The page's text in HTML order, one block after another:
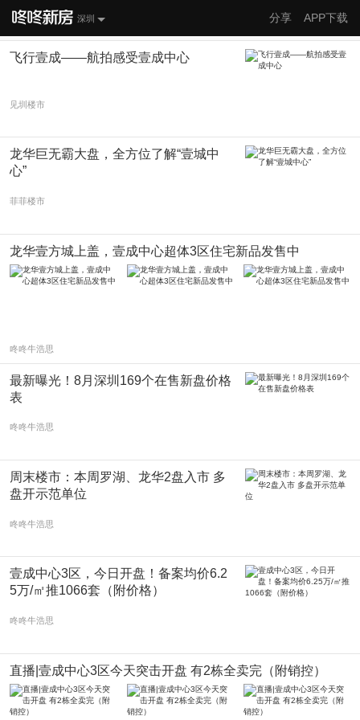
深圳 分享 APP下载
飞行壹成——航拍感受壹成中心
见圳楼市
龙华巨无霸大盘，全方位了解“壹城中
心”
菲菲楼市
龙华壹方城上盖，壹成中心超体3区住宅新品发售中
咚咚牛浩思
最新曝光！8月深圳169个在售新盘价格
表
咚咚牛浩思
周末楼市：本周罗湖、龙华2盘入市 多
盘开示范单位
咚咚牛浩思
壹成中心3区，今日开盘！备案均价6.2
5万/㎡推1066套（附价格）
咚咚牛浩思
直播|壹成中心3区今天突击开盘 有2栋全卖完（附销控）